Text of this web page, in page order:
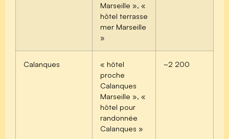
Marseille », «
hôtel terrasse
mer Marseille
»
Calanques
« hôtel
proche
Calanques
Marseille », «
hôtel pour
randonnée
Calanques »
~2 200